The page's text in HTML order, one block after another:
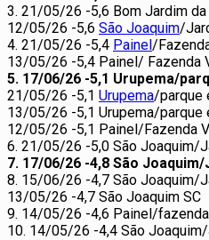
3. 21/05/26 -5,6 Bom Jardim da
12/05/26 -5,6 São Joaquim/
4. 21/05/26 -5,4 Painel/
13/05/26 -5,4 Painel/ Fazenda
5. 17/06/26 -5,1 Urupema/
21/05/26 -5,1 Urupema/parque
13/05/26 -5,1 Urupema/parque
12/05/26 -5,1 Painel/Fazenda
6. 21/05/26 -5,0 São Joaquim/
7. 17/06/26 -4,8 São
8. 15/06/26 -4,7 São Joaquim/
13/05/26 -4,7 São Joaquim SC
9. 14/05/26 -4,6 Painel/fazenda
10. 14/05/26 -4,4 São